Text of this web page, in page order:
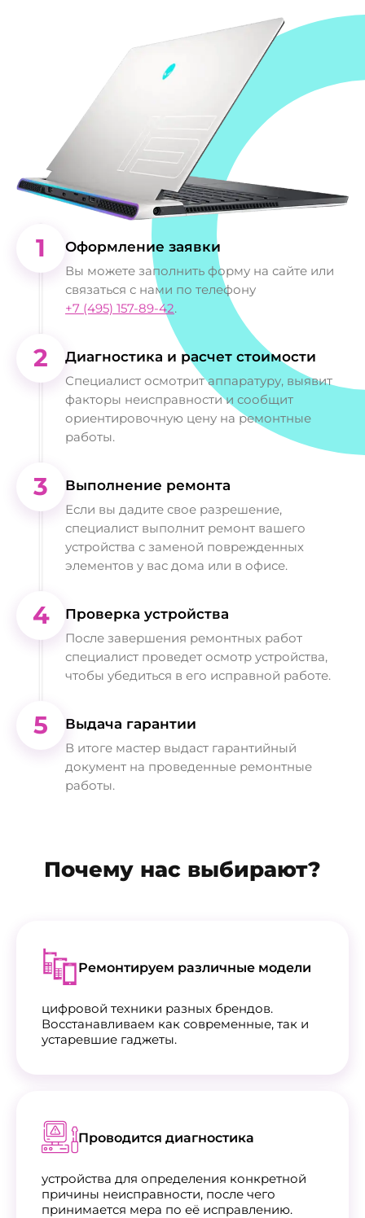
1 Оформление заявки
Вы можете заполнить форму на сайте или
связаться с нами по телефону
+7 (495) 157-89-42.
2 Диагностика и расчет стоимости
Специалист осмотрит аппаратуру, выявит
факторы неисправности и сообщит
ориентировочную цену на ремонтные
работы.
3 Выполнение ремонта
Если вы дадите свое разрешение,
специалист выполнит ремонт вашего
устройства с заменой поврежденных
элементов у вас дома или в офисе.
4 Проверка устройства
После завершения ремонтных работ
специалист проведет осмотр устройства,
чтобы убедиться в его исправной работе.
5 Выдача гарантии
В итоге мастер выдаст гарантийный
документ на проведенные ремонтные
работы.
Почему нас выбирают?
Ремонтируем различные модели
цифровой техники разных брендов.
Восстанавливаем как современные, так и
устаревшие гаджеты.
Проводится диагностика
устройства для определения конкретной
причины неисправности, после чего
принимается мера по её исправлению.